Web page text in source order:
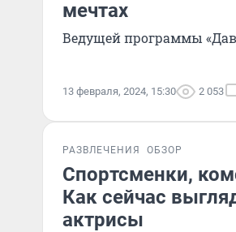
мечтах
Ведущей программы
13 февраля, 2024, 15:30 2 053
РАЗВЛЕЧЕНИЯ ОБЗОР
Спортсменки,
Как сейчас
актрисы